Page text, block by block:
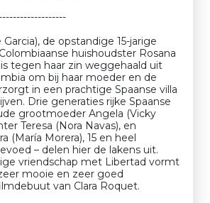
de opstandige 15-jarige
huishoudster Rosana
is tegen haar zin weggehaald uit
om bij haar moeder en de
in een prachtige Spaanse villa
Drie generaties rijke Spaanse
grootmoeder Angela (Vicky
Teresa (Nora Navas), en
(María Morera), 15 en heel
– delen hier de lakens uit.
vriendschap met Libertad vormt
mooie en zeer goed
van Clara Roquet.